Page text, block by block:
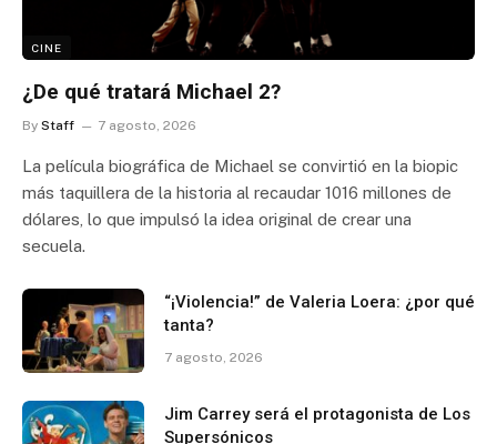
CINE
¿De qué tratará Michael 2?
By Staff 7 agosto, 2026
La película biográfica de Michael se convirtió en la biopic
más taquillera de la historia al recaudar 1016 millones de
dólares, lo que impulsó la idea original de crear una
secuela.
“¡Violencia!” de Valeria Loera: ¿por qué
tanta?
7 agosto, 2026
Jim Carrey será el protagonista de Los
Supersónicos